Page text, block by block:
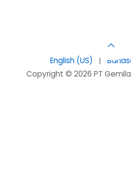
Copyright © 2026 PT
English (US) |